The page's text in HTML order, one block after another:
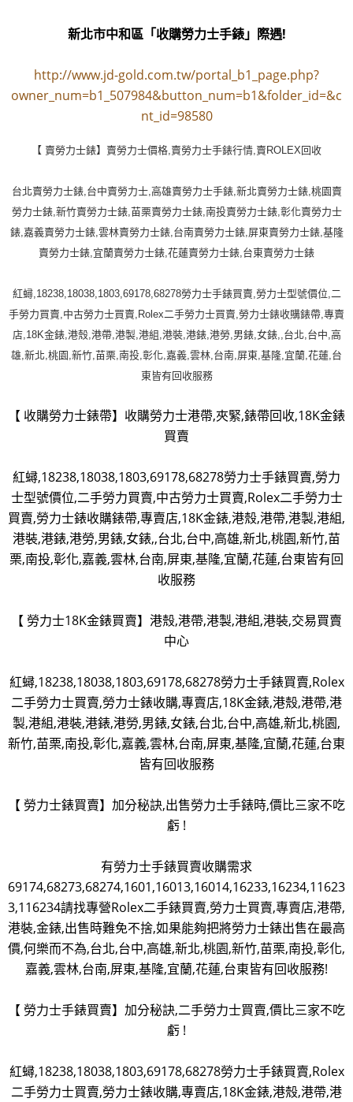
新北市中和區「收購勞力士手錶」際遇!
http://www.jd-gold.com.tw/portal_b1_page.php?
owner_num=b1_507984&button_num=b1&folder_id=&c
nt_id=98580
【 賣勞力士錶】賣勞力士價格,賣勞力士手錶行情,賣ROLEX回收
台北賣勞力士錶,台中賣勞力士,高雄賣勞力士手錶,新北賣勞力士錶,桃園賣
勞力士錶,新竹賣勞力士錶,苗栗賣勞力士錶,南投賣勞力士錶,彰化賣勞力士
錶,嘉義賣勞力士錶,雲林賣勞力士錶,台南賣勞力士錶,屏東賣勞力士錶,基隆
賣勞力士錶,宜蘭賣勞力士錶,花蓮賣勞力士錶,台東賣勞力士錶
紅蟳,18238,18038,1803,69178,68278勞力士手錶買賣,勞力士型號價位,二
手勞力買賣,中古勞力士買賣,Rolex二手勞力士買賣,勞力士錶收購錶帶,專賣
店,18K金錶,港殼,港帶,港製,港組,港裝,港錶,港勞,男錶,女錶,,台北,台中,高
雄,新北,桃園,新竹,苗栗,南投,彰化,嘉義,雲林,台南,屏東,基隆,宜蘭,花蓮,台
東皆有回收服務
【 收購勞力士錶帶】收購勞力士港帶,夾緊,錶帶回收,18K金錶
買賣
紅蟳,18238,18038,1803,69178,68278勞力士手錶買賣,勞力
士型號價位,二手勞力買賣,中古勞力士買賣,Rolex二手勞力士
買賣,勞力士錶收購錶帶,專賣店,18K金錶,港殼,港帶,港製,港組,
港裝,港錶,港勞,男錶,女錶,,台北,台中,高雄,新北,桃園,新竹,苗
栗,南投,彰化,嘉義,雲林,台南,屏東,基隆,宜蘭,花蓮,台東皆有回
收服務
【 勞力士18K金錶買賣】港殼,港帶,港製,港組,港裝,交易買賣
中心
紅蟳,18238,18038,1803,69178,68278勞力士手錶買賣,Rolex
二手勞力士買賣,勞力士錶收購,專賣店,18K金錶,港殼,港帶,港
製,港組,港裝,港錶,港勞,男錶,女錶,台北,台中,高雄,新北,桃園,
新竹,苗栗,南投,彰化,嘉義,雲林,台南,屏東,基隆,宜蘭,花蓮,台東
皆有回收服務
【 勞力士錶買賣】加分秘訣,出售勞力士手錶時,價比三家不吃
虧 !
有勞力士手錶買賣收購需求
69174,68273,68274,1601,16013,16014,16233,16234,11623
3,116234請找專營Rolex二手錶買賣,勞力士買賣,專賣店,港帶,
港裝,金錶,出售時難免不捨,如果能夠把將勞力士錶出售在最高
價,何樂而不為,台北,台中,高雄,新北,桃園,新竹,苗栗,南投,彰化,
嘉義,雲林,台南,屏東,基隆,宜蘭,花蓮,台東皆有回收服務!
【 勞力士手錶買賣】加分秘訣,二手勞力士買賣,價比三家不吃
虧 !
紅蟳,18238,18038,1803,69178,68278勞力士手錶買賣,Rolex
二手勞力士買賣,勞力士錶收購,專賣店,18K金錶,港殼,港帶,港